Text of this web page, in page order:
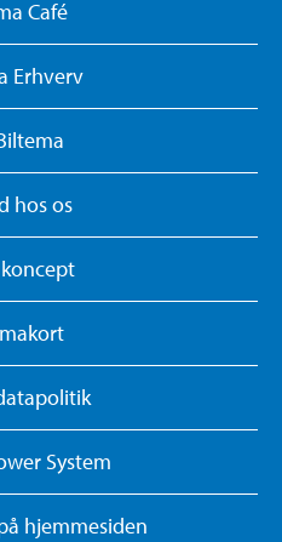
Café
Erhverv
hos os
System
hjemmesiden